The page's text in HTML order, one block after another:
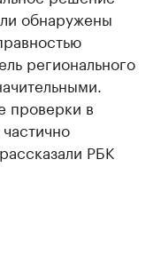
обнаружены
регионального
проверки в
РБК